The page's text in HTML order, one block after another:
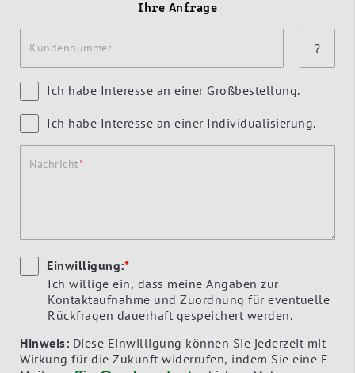
Ihre Anfrage
Kundennummer ?
Ich habe Interesse an einer Großbestellung.
Ich habe Interesse an einer Individualisierung.
Nachricht
Einwilligung:*
Ich willige ein, dass meine Angaben zur
Kontaktaufnahme und Zuordnung für eventuelle
Rückfragen dauerhaft gespeichert werden.
Hinweis: Diese Einwilligung können Sie jederzeit mit
Wirkung für die Zukunft widerrufen, indem Sie eine E-